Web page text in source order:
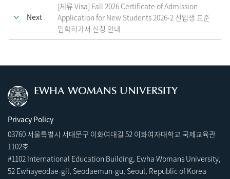
Next
[체류 Visa] Fall 2026 Certificate of Admission
Application for New Students 2026-2 신입생 표준
입학허가서 신청 안내
EWHA WOMANS UNIVERSITY
Privacy Policy
03760 서울특별시 서대문구 이화여대길 52 이화여자대학교 국제교육관
1102호
#1102 International Education Building, Ewha Womans University,
52 Ewhayeodae-gil, Seodaemun-gu, Seoul, Republic of Korea